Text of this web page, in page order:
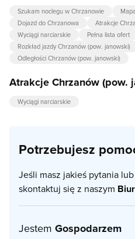
Szukam noclegu w Chrzanowie
Dojazd do Chrzanowa
Atrakcje
Wyciągi narciarskie
Pełna lista ofert
Rozkład jazdy Chrzanów (pow. janowski)
Odległości Chrzanów (pow. janowski)
Atrakcje Chrzanów (pow.
Wyciągi narciarskie
Potrzebujesz
Jeśli masz jakieś pytania
skontaktuj się z naszym
Jestem Gospodarzem